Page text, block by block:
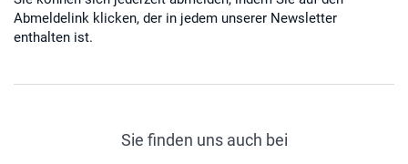
Abmeldelink klicken, der in jedem unserer Newsletter
enthalten ist.
Sie finden uns auch bei